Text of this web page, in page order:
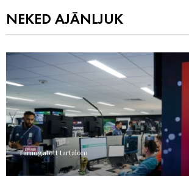
NEKED AJÁNLJUK
Támogatott tartalom